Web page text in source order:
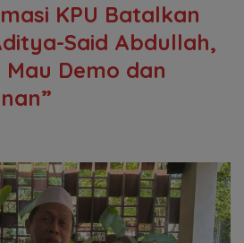
KPU Batalkan
Said Abdullah,
Mau Demo dan